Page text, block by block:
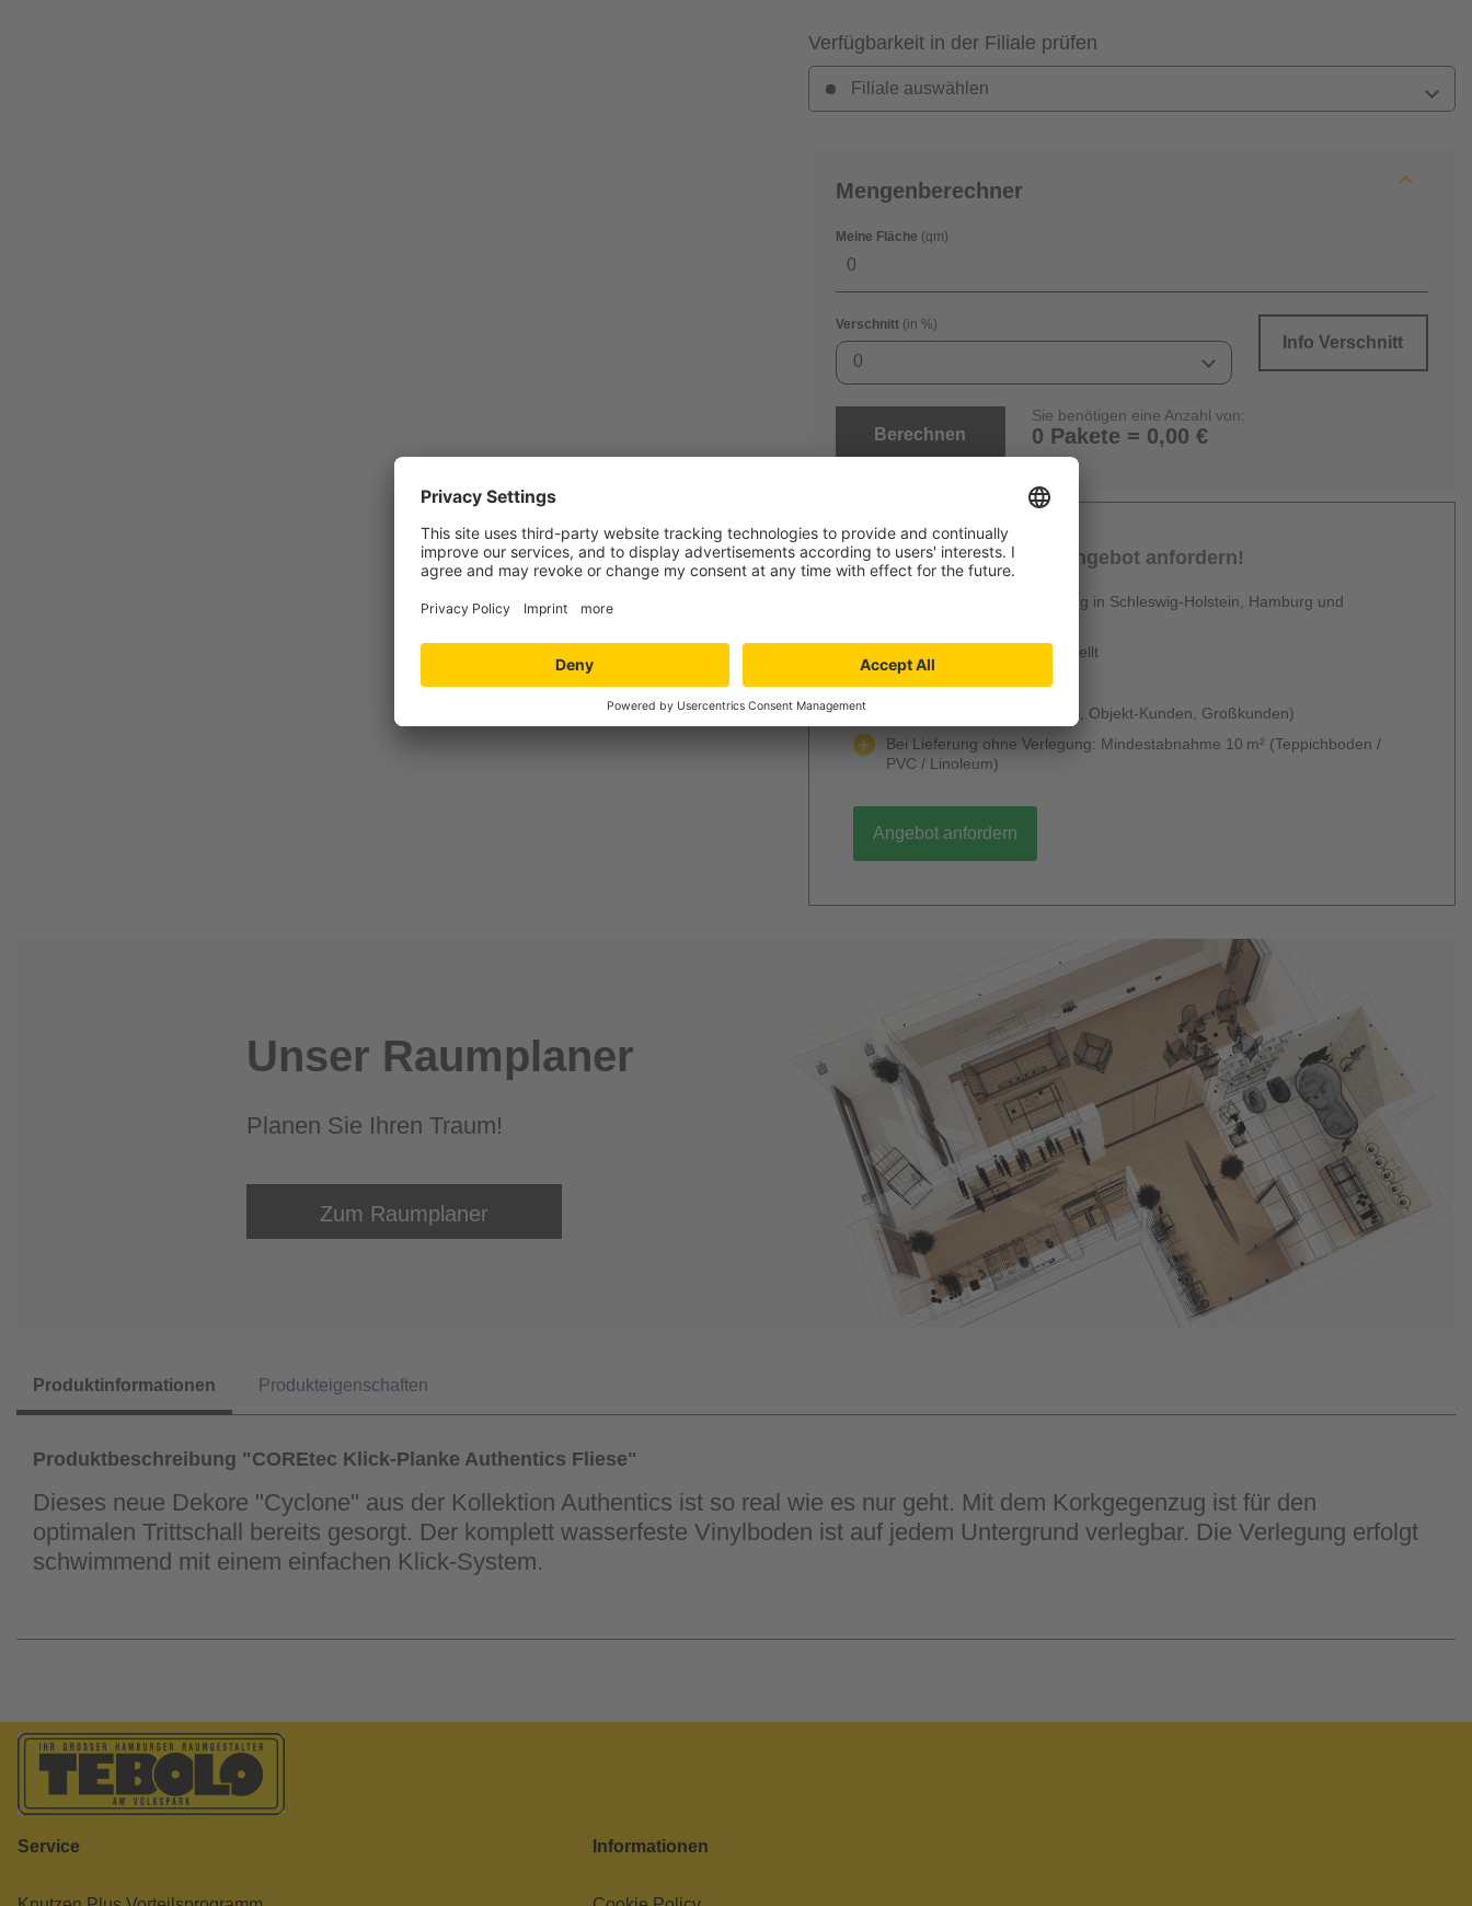
Verfügbarkeit in der Filiale prüfen
Filiale auswählen
Mengenberechner
Meine Fläche (qm)
Verschnitt (in %)
0
Info Verschnitt
Berechnen
Sie benötigen eine Anzahl von:
0 Pakete = 0,00 €
Jetzt Ihr persönliches Angebot anfordern!
Verlegung und Dienstleistung in Schleswig-Holstein, Hamburg und
Angebot wird kurzfristig erstellt
unverbindlich & kostenlos
Mengenrabatt möglich (B2B, Objekt-Kunden, Großkunden)
Bei Lieferung ohne Verlegung: Mindestabnahme 10 m² (Teppichboden /
PVC / Linoleum)
Angebot anfordern
Unser Raumplaner
Planen Sie Ihren Traum!
Zum Raumplaner
Produktinformationen Produkteigenschaften
Produktbeschreibung "COREtec Klick-Planke Authentics Fliese"
Dieses neue Dekore "Cyclone" aus der Kollektion Authentics ist so real wie es nur geht. Mit dem Korkgegenzug ist für den
optimalen Trittschall bereits gesorgt. Der komplett wasserfeste Vinylboden ist auf jedem Untergrund verlegbar. Die Verlegung erfolgt
schwimmend mit einem einfachen Klick-System.
Service Informationen